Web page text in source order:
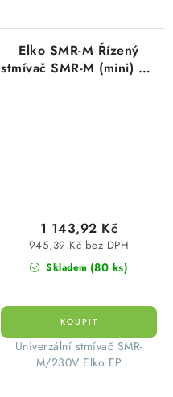
Elko SMR-M Řízený
stmívač SMR-M (mini) AC
Skladem (80 ks)
945,39 Kč bez DPH
1 143,92 Kč
Univerzální stmívač SMR-
M/230V Elko EP